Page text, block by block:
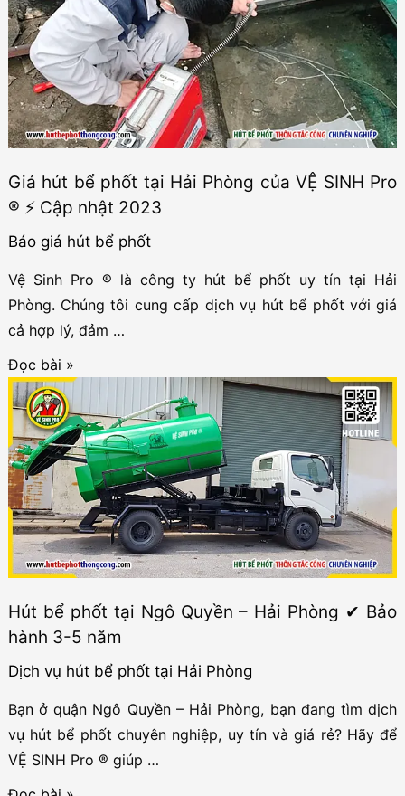
Hải
Phòng
–
Uy
tín,
Giá
Có
bảo
hành
Giá hút bể phốt tại Hải Phòng của VỆ SINH Pro
® ⚡ Cập nhật 2023
Báo giá hút bể phốt
Vệ Sinh Pro ® là công ty hút bể phốt uy tín tại Hải
Phòng. Chúng tôi cung cấp dịch vụ hút bể phốt với giá
cả hợp lý, đảm …
Giá
hút
bể
phốt
tại
Hải
Phòng
của
VỆ
Pro
®
⚡
nhật
2023
Đọc bài »
Hút bể phốt tại Ngô Quyền – Hải Phòng ✔ Bảo
hành 3-5 năm
Dịch vụ hút bể phốt tại Hải Phòng
Bạn ở quận Ngô Quyền – Hải Phòng, bạn đang tìm dịch
vụ hút bể phốt chuyên nghiệp, uy tín và giá rẻ? Hãy để
VỆ SINH Pro ® giúp …